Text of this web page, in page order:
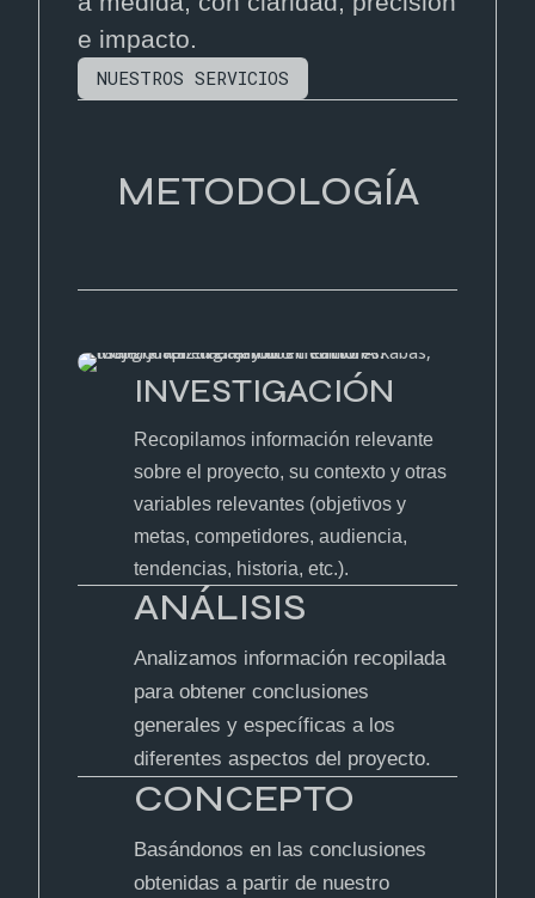
e impacto.
NUESTROS SERVICIOS
METODOLOGÍA
INVESTIGACIÓN
Recopilamos información relevante
sobre el proyecto, su contexto y otras
variables relevantes (objetivos y
metas, competidores, audiencia,
tendencias, historia, etc.).
ANÁLISIS
Analizamos información recopilada
para obtener conclusiones
generales y específicas a los
diferentes aspectos del proyecto.
CONCEPTO
Basándonos en las conclusiones
obtenidas a partir de nuestro